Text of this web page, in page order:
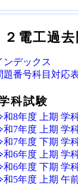
２電工過去
ンデックス
題番号科目対応
科試験
和8年度 上期 学
和7年度 上期 学
和7年度 下期 学
和6年度 上期 学
和6年度 下期 学
和5年度 上期 午